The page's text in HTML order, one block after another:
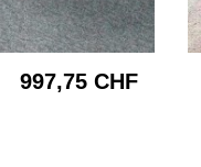
997,75 CHF